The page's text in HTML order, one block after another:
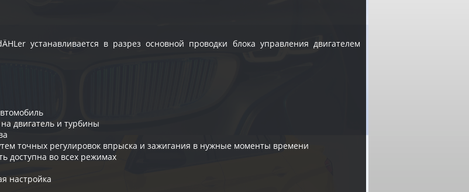
устанавливается в разрез основной проводки блока управления двигателем
двигатель и турбины
точных регулировок впрыска и зажигания в нужные моменты времени
доступна во всех режимах
настройка